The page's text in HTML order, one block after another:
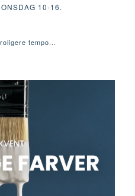
10-16.
tempo...